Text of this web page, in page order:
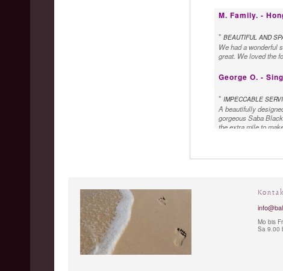
M. Family. -
" BEAUTIFUL AND
We had a wonderful
great. We loved the
George O. -
" IMPECCABLE
A beautifully
gorgeous Saba
the extra mile to
Mo bis
Sa 9.00